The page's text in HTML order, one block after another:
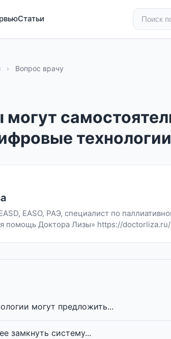
Статьи
› Вопрос врачу
EASO, PAЭ, специалист по
помощь Доктора Лизы» https://doctorliza.ru/
могут предложить...
замкнуть систему...